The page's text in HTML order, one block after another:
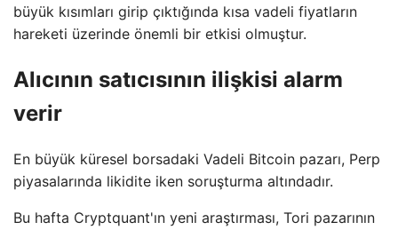
büyük kısımları girip çıktığında kısa vadeli fiyatların
hareketi üzerinde önemli bir etkisi olmuştur.
Alıcının satıcısının ilişkisi alarm
verir
En büyük küresel borsadaki Vadeli Bitcoin pazarı, Perp
piyasalarında likidite iken soruşturma altındadır.
Bu hafta Cryptquant'ın yeni araştırması, Tori pazarının